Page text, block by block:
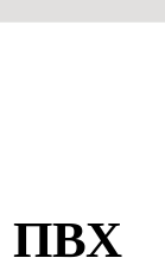
ПВХ